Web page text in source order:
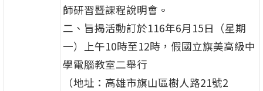
師研習暨課程說明會。
二、旨揭活動訂於116年6月15日（星期
一）上午10時至12時，假國立旗美高級中
學電腦教室二舉行
（地址：高雄市旗山區樹人路21號2